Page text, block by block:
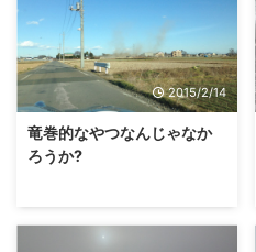
2015/2/14
竜巻的なやつなんじゃなか
ろうか?